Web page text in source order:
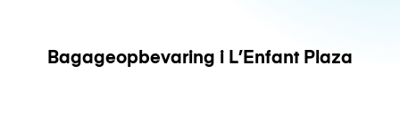
Bagageopbevaring i L’Enfant Plaza